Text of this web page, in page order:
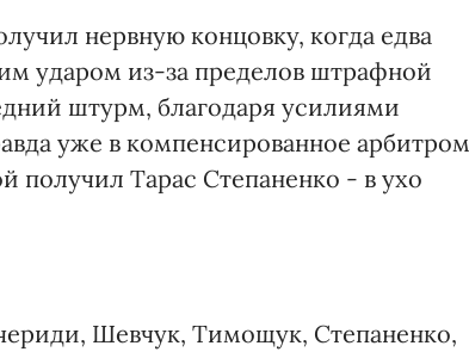
нервную концовку, когда едва
ударом из-за пределов штрафной
штурм, благодаря усилиями
уже в компенсированное арбитром
получил Тарас Степаненко - в ухо
Шевчук, Тимощук, Степаненко,